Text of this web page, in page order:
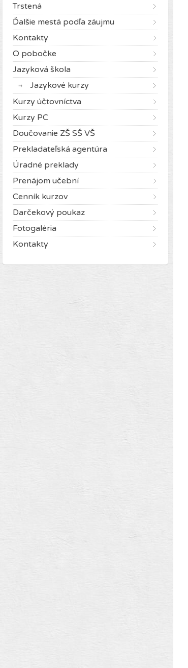
Trstená
Ďalšie mestá podľa záujmu
Kontakty
O pobočke
Jazyková škola
Jazykové kurzy
Kurzy účtovníctva
Kurzy PC
Doučovanie ZŠ SŠ VŠ
Prekladateľská agentúra
Úradné preklady
Prenájom učební
Cenník kurzov
Darčekový poukaz
Fotogaléria
Kontakty